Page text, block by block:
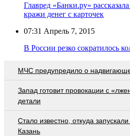
Главред «Банки.ру»
кражи денег с карточек
07:31 Апрель 7, 2015
В России резко сократилось
МЧС предупредило о
Запад готовит провокации с
детали
Стало известно, откуда
Казань